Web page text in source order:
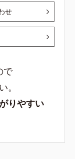
せ
で
。
りやすい